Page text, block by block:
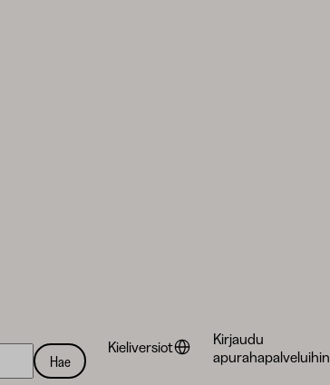
Hae
Kieliversiot
Kirjaudu
apurahapalveluihin